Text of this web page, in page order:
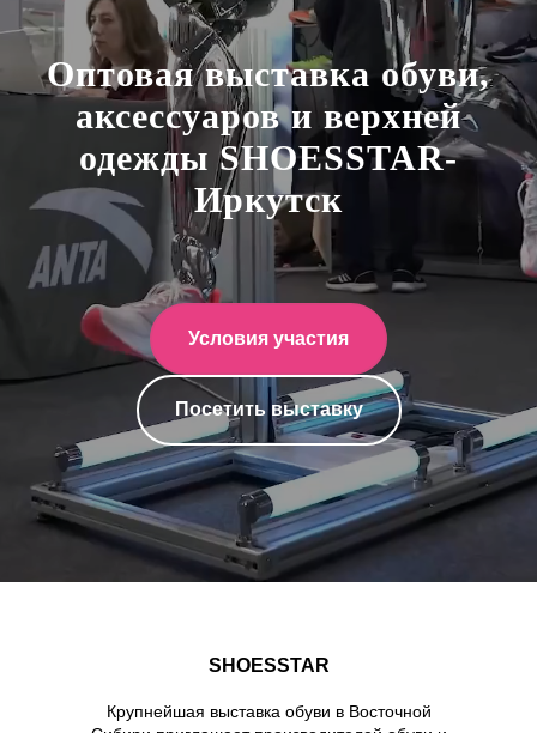
Оптовая выставка обуви,
аксессуаров и верхней
одежды SHOESSTAR-
Иркутск
Условия участия
Посетить выставку
SHOESSTAR
Крупнейшая выставка обуви в Восточной